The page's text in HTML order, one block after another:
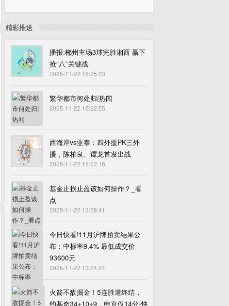
精彩推送
播报:郴州主场3球完胜湘西 赢下
抢“八”关键战
2025-11-22 16:25:03
繁华都市何处归|热闻
2025-11-22 16:22:55
西海岸vs亚泰：四外援PK三外
援，陈柏良、谭龙首发出战
2025-11-22 15:22:16
基金止损止盈该如何操作？_看
点
2025-11-22 13:58:41
今日快看!11月沪牌拍卖结果公
布：中标率9.4% 最低成交价
93600元
2025-11-22 13:24:24
火箭不敌掘金！5连胜遭终结，
约基奇34+10+9，申京仅14分-快